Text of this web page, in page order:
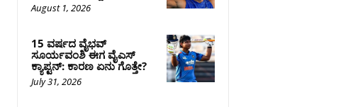
August 1, 2026
15 ವರ್ಷದ ವೈಭವ್
ಸೂರ್ಯವಂಶಿ ಈಗ ವೈಎಸ್
ಕ್ಯಾಪ್ಟನ್: ಕಾರಣ ಏನು ಗೊತ್ತೇ?
July 31, 2026